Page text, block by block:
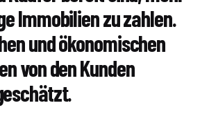
Immobilien zu zahlen.
und ökonomischen
von den Kunden